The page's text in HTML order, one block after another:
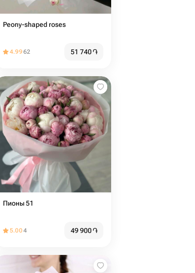
Peony-shaped roses
4.9962 51 740֏
Пионы 51
5.004 49 900֏